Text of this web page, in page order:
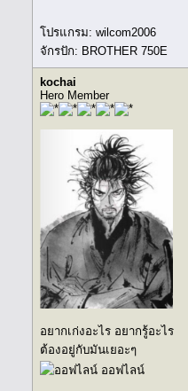
โปรแกรม: wilcom2006
จักรปัก: BROTHER 750E
kochai
Hero Member
อยากเก่งอะไร อยากรู้อะไร
ต้องอยู่กับมันเยอะๆ
ออฟไลน์